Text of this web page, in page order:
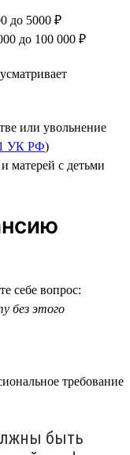
до 5000 ₽
до 100 000 ₽
или увольнение
УК РФ)
матерей с детьми
себе вопрос:
без этого
требование
быть